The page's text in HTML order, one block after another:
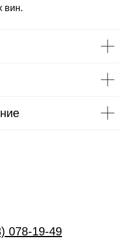
вин.
078-19-49